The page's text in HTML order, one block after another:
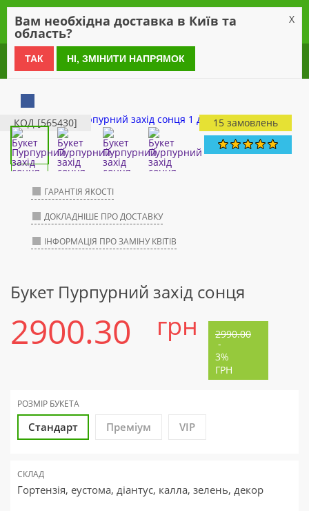
0 800 21 54 55
КОД [565430] 15 замовлень
ГАРАНТІЯ ЯКОСТІ
ДОКЛАДНІШЕ ПРО ДОСТАВКУ
ІНФОРМАЦІЯ ПРО ЗАМІНУ КВІТІВ
Букет Пурпурний захід сонця
2900.30 грн 2990.00
-
3%
ГРН
РОЗМІР БУКЕТА
Стандарт Преміум VIP
СКЛАД
Гортензія, еустома, діантус, калла, зелень, декор
Вам необхідна доставка в Київ та
область?
X
ТАК НІ, ЗМІНИТИ НАПРЯМОК